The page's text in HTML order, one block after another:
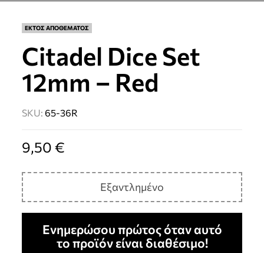
ΕΚΤΟΣ ΑΠΟΘΕΜΑΤΟΣ
Citadel Dice Set
12mm – Red
SKU:65-36R
9,50€
Εξαντλημένο
Ενημερώσου πρώτος όταν αυτό
το προϊόν είναι διαθέσιμο!